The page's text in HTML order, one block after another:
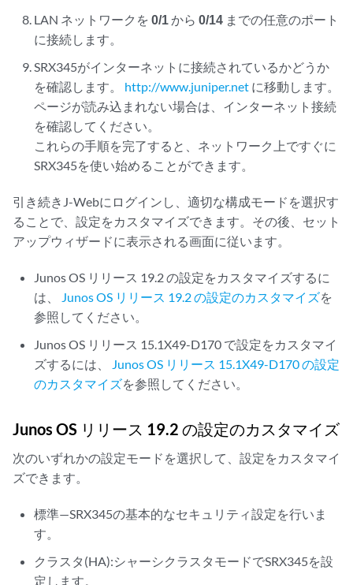
LAN ネットワークを0/1 から0/14 までの任意のポート
に接続します。
SRX345がインターネットに接続されているかどうか
を確認します。 http://www.juniper.net に移動します。
ページが読み込まれない場合は、インターネット接続
を確認してください。
これらの手順を完了すると、ネットワーク上ですぐに
SRX345を使い始めることができます。
引き続きJ-Webにログインし、適切な構成モードを選択す
ることで、設定をカスタマイズできます。その後、セット
アップウィザードに表示される画面に従います。
Junos OS リリース 19.2 の設定をカスタマイズするに
は、
Junos OS リリース 19.2 の設定のカスタマイズを
参照してください。
Junos OS リリース 15.1X49-D170 で設定をカスタマイ
ズするには、
Junos OS リリース 15.1X49-D170 の設定
のカスタマイズを参照してください。
Junos OS リリース 19.2 の設定のカスタマイズ
次のいずれかの設定モードを選択して、設定をカスタマイ
ズできます。
標準—SRX345の基本的なセキュリティ設定を行いま
す。
クラスタ(HA):シャーシクラスタモードでSRX345を設
定します。